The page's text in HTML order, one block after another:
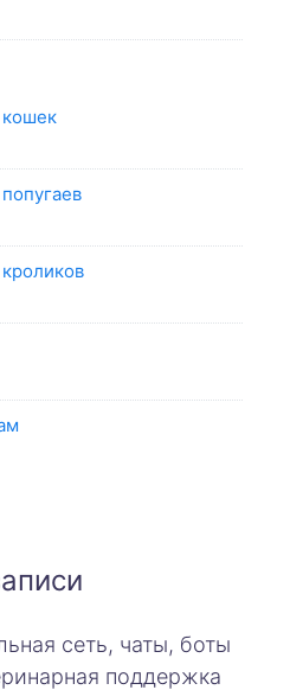
сеть, чаты, боты
поддержка